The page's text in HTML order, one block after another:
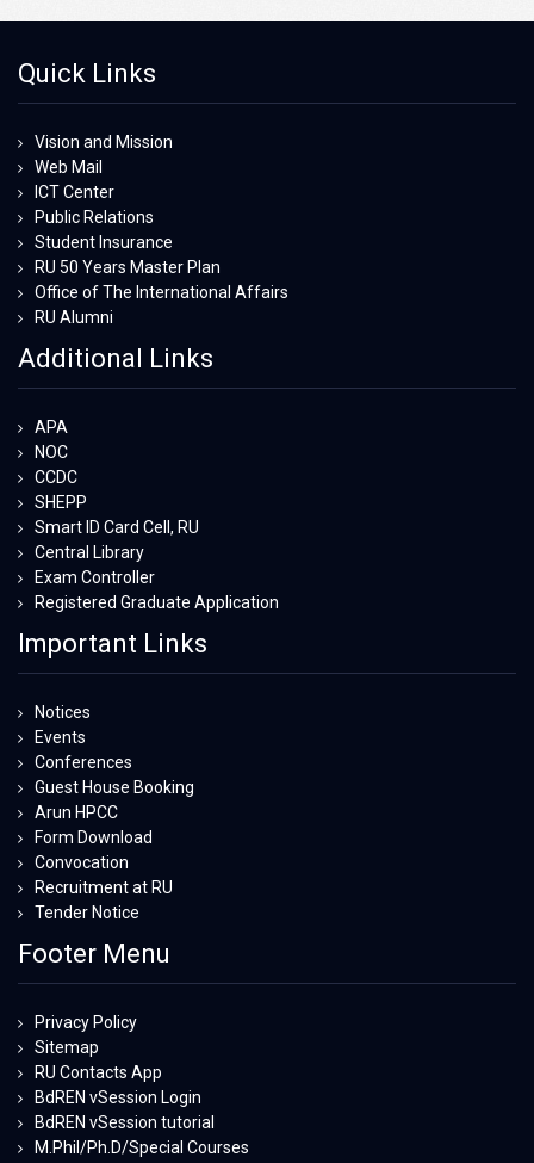
Quick Links
Vision and Mission
Web Mail
ICT Center
Public Relations
Student Insurance
RU 50 Years Master Plan
Office of The International Affairs
RU Alumni
Additional Links
APA
NOC
CCDC
SHEPP
Smart ID Card Cell, RU
Central Library
Exam Controller
Registered Graduate Application
Important Links
Notices
Events
Conferences
Guest House Booking
Arun HPCC
Form Download
Convocation
Recruitment at RU
Tender Notice
Footer Menu
Privacy Policy
Sitemap
RU Contacts App
BdREN vSession Login
BdREN vSession tutorial
M.Phil/Ph.D/Special Courses